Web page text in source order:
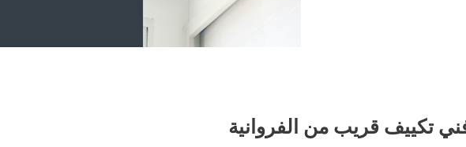
تكييف قريب من الفروانية